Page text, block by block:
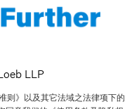
LLP
则》以及其它法域之法律项下的